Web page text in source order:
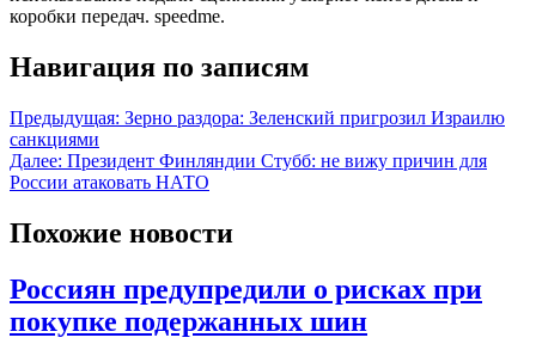
коробки передач. speedme.
Навигация по записям
Предыдущая: Зерно раздора: Зеленский пригрозил Израилю
санкциями
Далее: Президент Финляндии Стубб: не вижу причин для
России атаковать НАТО
Похожие новости
Россиян предупредили о рисках при
покупке подержанных шин